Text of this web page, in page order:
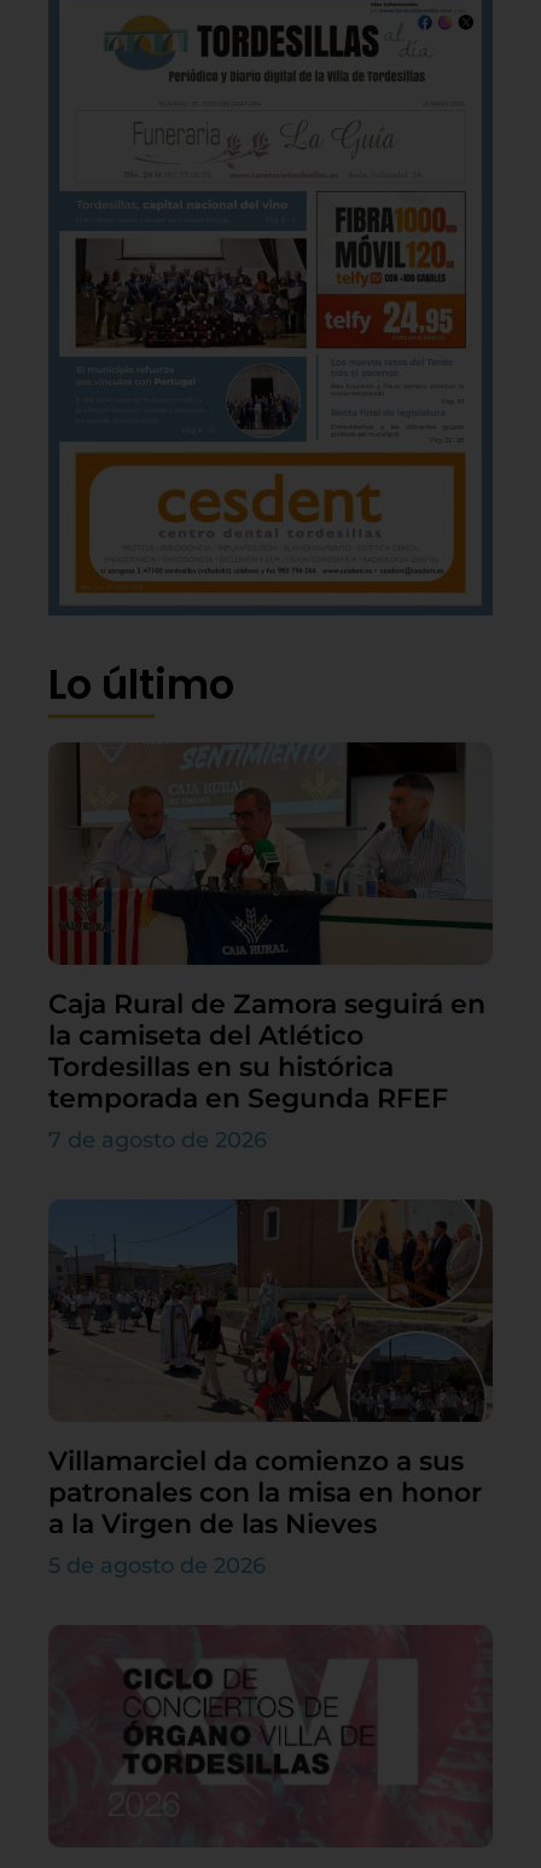
Lo último
Caja Rural de Zamora seguirá en
la camiseta del Atlético
Tordesillas en su histórica
temporada en Segunda RFEF
7 de agosto de 2026
Villamarciel da comienzo a sus
patronales con la misa en honor
a la Virgen de las Nieves
5 de agosto de 2026